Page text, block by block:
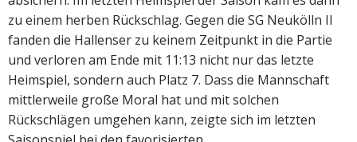
zu einem herben Rückschlag. Gegen die SG Neukölln II
fanden die Hallenser zu keinem Zeitpunkt in die Partie
und verloren am Ende mit 11:13 nicht nur das letzte
Heimspiel, sondern auch Platz 7. Dass die Mannschaft
mittlerweile große Moral hat und mit solchen
Rückschlägen umgehen kann, zeigte sich im letzten